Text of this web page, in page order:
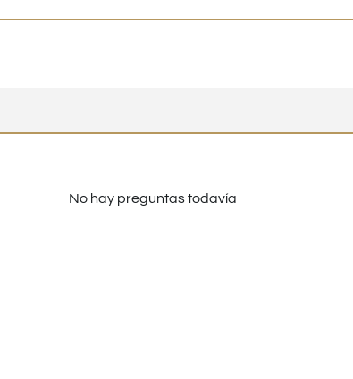
No hay preguntas todavía